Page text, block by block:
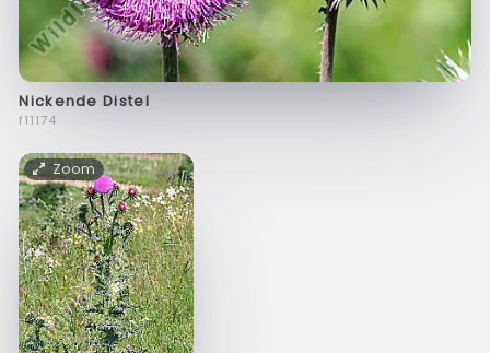
Nickende Distel
f11174
Zoom